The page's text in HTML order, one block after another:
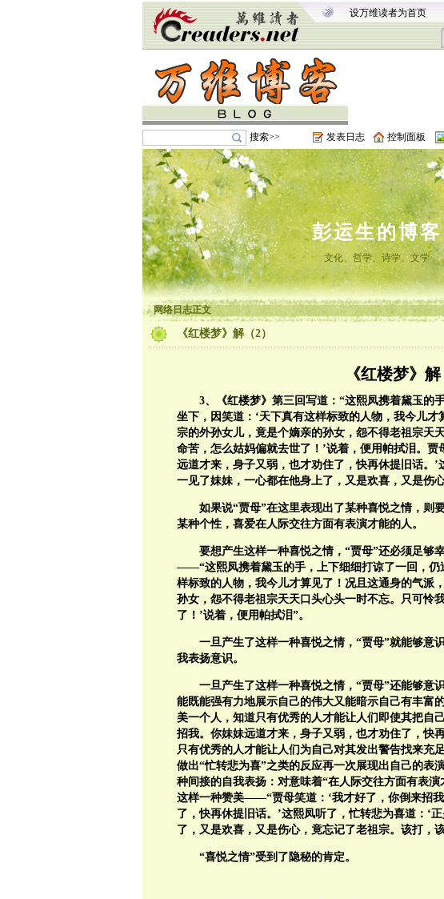
设万维读者为首页
搜索>> 发表日志 控制面板
彭运生的博客
文化、哲学、诗学、文学
网络日志正文
《红楼梦》解（2）
《红楼梦》解
3、《红楼梦》第三回写道：“这熙凤携着黛玉的
坐下，因笑道：‘天下真有这样标致的人物，我今儿
宗的外孙女儿，竟是个嫡亲的孙女，怨不得老祖宗天
命苦，怎么姑妈偏就去世了！’说着，便用帕拭泪。
远道才来，身子又弱，也才劝住了，快再休提旧话。
一见了妹妹，一心都在他身上了，又是欢喜，又是伤
如果说“贾母”在这里表现出了某种喜悦之情，则
某种个性，喜爱在人际交往方面有表演才能的人。
要想产生这样一种喜悦之情，“贾母”还必须足够
——“这熙凤携着黛玉的手，上下细细打谅了一回，仍
样标致的人物，我今儿才算见了！况且这通身的气派
孙女，怨不得老祖宗天天口头心头一时不忘。只可怜
了！’说着，便用帕拭泪”。
一旦产生了这样一种喜悦之情，“贾母”就能够意
我表扬意识。
一旦产生了这样一种喜悦之情，“贾母”还能够意
能既能强有力地展示自己的伟大又能暗示自己有丰
美一个人，知道只有优秀的人才能让人们即使其把自
招我。你妹妹远道才来，身子又弱，也才劝住了，快
只有优秀的人才能让人们为自己对其发出警告找来充
做出“忙转悲为喜”之类的反应再一次展现出自己的表
种间接的自我表扬：对意味着“在人际交往方面有表
这样一种赞美——“贾母笑道：‘我才好了，你倒来招
了，快再休提旧话。’这熙凤听了，忙转悲为喜道：‘
了，又是欢喜，又是伤心，竟忘记了老祖宗。该打，该
“喜悦之情”受到了隐秘的肯定。